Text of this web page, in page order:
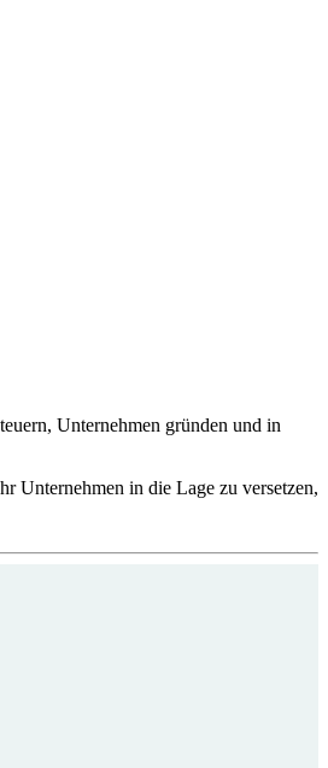
Unternehmen gründen und in
Unternehmen in die Lage zu versetzen,